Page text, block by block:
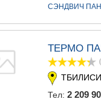
СЭНДВИЧ
ТЕРМО
ТБИЛИСИ.
Тел: 2 209